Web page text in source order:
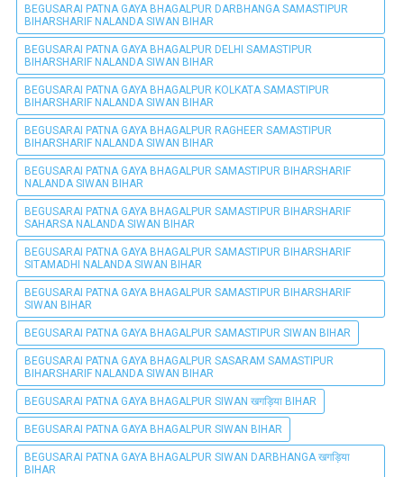
BEGUSARAI PATNA GAYA BHAGALPUR DARBHANGA SAMASTIPUR
BIHARSHARIF NALANDA SIWAN BIHAR
BEGUSARAI PATNA GAYA BHAGALPUR DELHI SAMASTIPUR
BIHARSHARIF NALANDA SIWAN BIHAR
BEGUSARAI PATNA GAYA BHAGALPUR KOLKATA SAMASTIPUR
BIHARSHARIF NALANDA SIWAN BIHAR
BEGUSARAI PATNA GAYA BHAGALPUR RAGHEER SAMASTIPUR
BIHARSHARIF NALANDA SIWAN BIHAR
BEGUSARAI PATNA GAYA BHAGALPUR SAMASTIPUR BIHARSHARIF
NALANDA SIWAN BIHAR
BEGUSARAI PATNA GAYA BHAGALPUR SAMASTIPUR BIHARSHARIF
SAHARSA NALANDA SIWAN BIHAR
BEGUSARAI PATNA GAYA BHAGALPUR SAMASTIPUR BIHARSHARIF
SITAMADHI NALANDA SIWAN BIHAR
BEGUSARAI PATNA GAYA BHAGALPUR SAMASTIPUR BIHARSHARIF
SIWAN BIHAR
BEGUSARAI PATNA GAYA BHAGALPUR SAMASTIPUR SIWAN BIHAR
BEGUSARAI PATNA GAYA BHAGALPUR SASARAM SAMASTIPUR
BIHARSHARIF NALANDA SIWAN BIHAR
BEGUSARAI PATNA GAYA BHAGALPUR SIWAN खगड़िया BIHAR
BEGUSARAI PATNA GAYA BHAGALPUR SIWAN BIHAR
BEGUSARAI PATNA GAYA BHAGALPUR SIWAN DARBHANGA खगड़िया
BIHAR